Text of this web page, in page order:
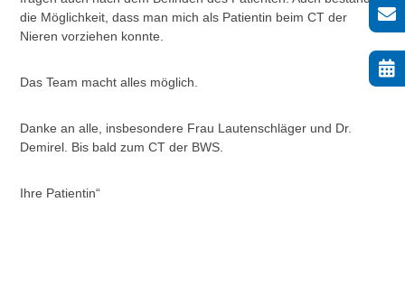
die Möglichkeit, dass man mich als Patientin beim CT der
Nieren vorziehen konnte.
Das Team macht alles möglich.
Danke an alle, insbesondere Frau Lautenschläger und Dr.
Demirel. Bis bald zum CT der BWS.
Ihre Patientin“